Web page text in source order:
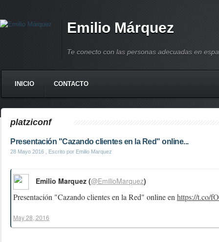
Emilio Márquez
Te conecto con las personas adecuadas en
INICIO CONTACTO
platziconf
Presentación "Cazando clientes en la Red" online...
28 Mayo 2016 , Escrito por Emilio Marquez
Presentación "Cazando clientes en la Red" online en https://t.co/
Emilio Marquez (@EmilioMarquez)
May 28, 2016